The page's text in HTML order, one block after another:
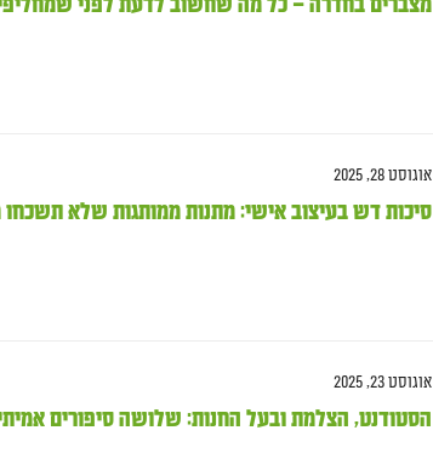
מצברים בחדרה – כל מה שחשוב לדעת לפני
אוגוסט 28, 2025
סיכות דש בעיצוב אישי: מתנות ממותגות שלא
אוגוסט 23, 2025
הסטודנט, הצלמת ובעל החנות: שלושה סיפורים